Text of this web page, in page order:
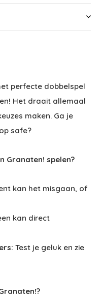
perfecte dobbelspel
Het draait allemaal
maken. Ga je
safe?
Granaten! spelen?
kan het misgaan, of
kan direct
Test je geluk en zie